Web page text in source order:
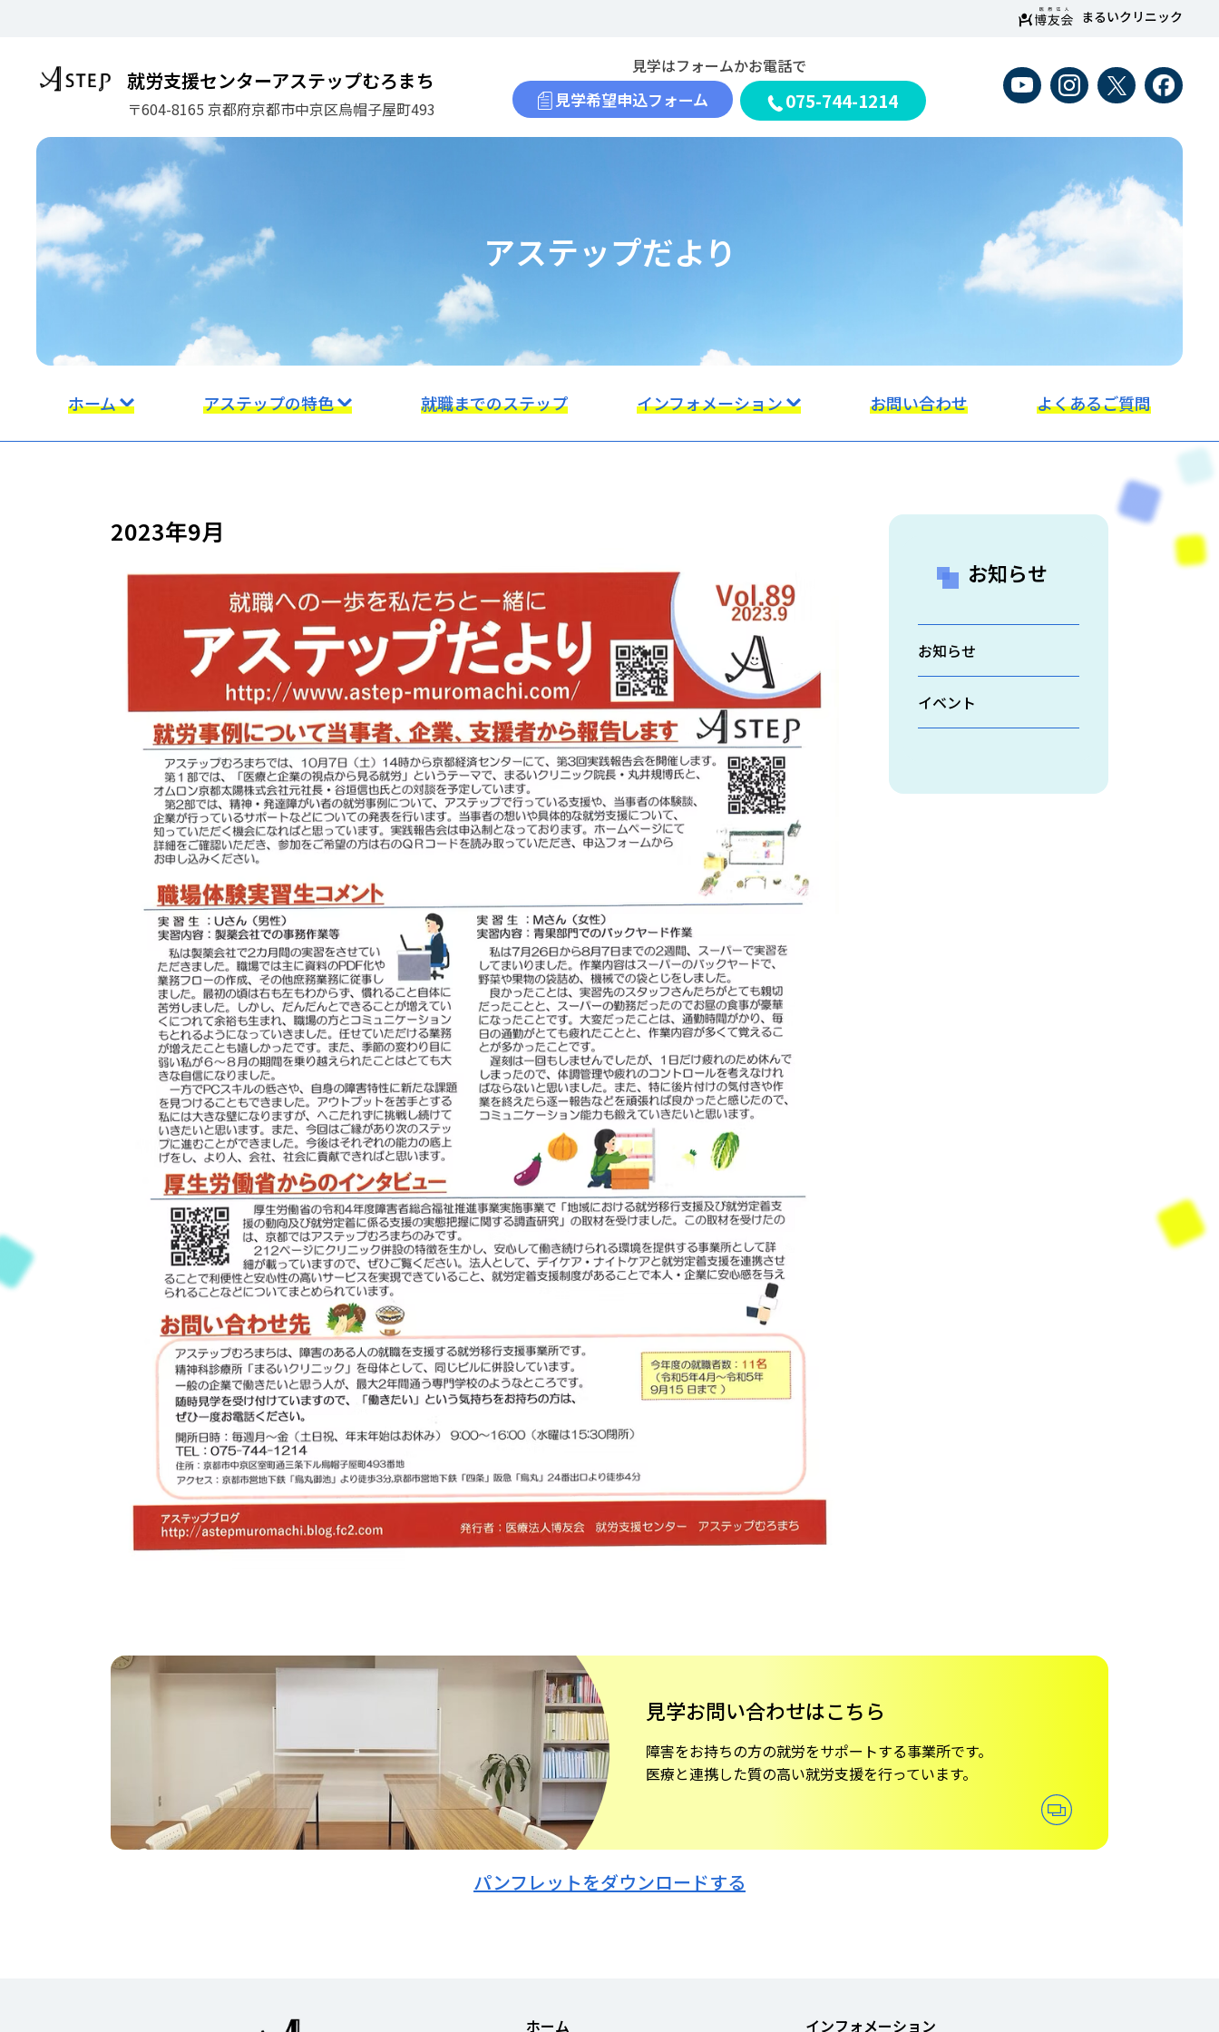
まるいクリニック
就労支援センターアステップむろまち
〒604-8165 京都府京都市中京区烏帽子屋町493
見学はフォームかお電話で
見学希望申込フォーム 075-744-1214
アステップだより
ホーム アステップの特色 就職までのステップ インフォメーション お問い合わせ よくあるご質問
2023年9月
お知らせ
お知らせ
イベント
見学お問い合わせはこちら
障害をお持ちの方の就労をサポートする事業所です。
医療と連携した質の高い就労支援を行っています。
パンフレットをダウンロードする
ホーム インフォメーション